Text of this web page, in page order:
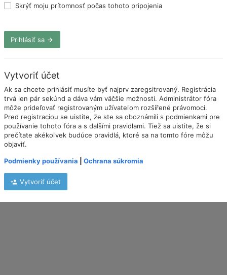
Skrýť moju prítomnosť počas tohoto pripojenia
Prihlásiť sa
Vytvoriť účet
Ak sa chcete prihlásiť musíte byť najprv zaregsitrovaný. Registrácia
trvá len pár sekúnd a dáva vám väčšie možnosti. Administrátor fóra
môže prideľovať registrovaným užívateľom rozšířené právomoci.
Pred registraciou se uistite, že ste sa oboznámili s podmienkami pre
používanie tohoto fóra a s dalšími pravidlami. Tiež sa uistite, že si
prečítate akékoľvek budúce pravidlá, ktoré sa na tomto fóre môžu
objaviť.
Podmienky používania Ochrana súkromia
Vytvoriť účet